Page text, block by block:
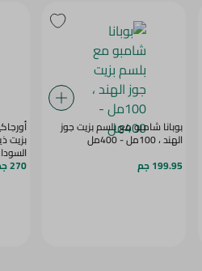
بوبانا شامبو مع بلسم بزيت جوز
الهند ، 100مل - 400مل
199.95 جم
بزيت
السوداء -
270 جم